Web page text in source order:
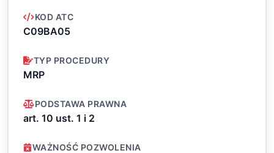
KOD ATC
C09BA05
TYP PROCEDURY
MRP
PODSTAWA PRAWNA
art. 10 ust. 1 i 2
WAŻNOŚĆ POZWOLENIA